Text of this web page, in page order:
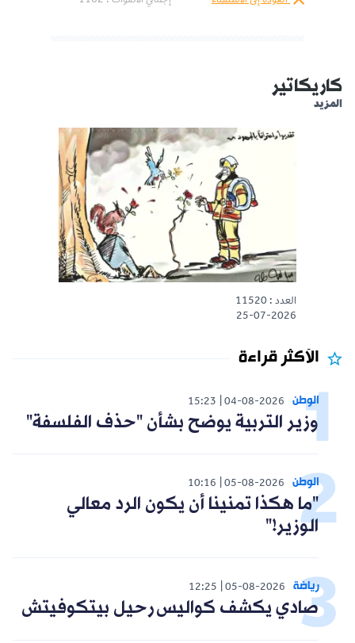
كاريكاتير
المزيد
العدد : 11520
25-07-2026
الأكثر قراءة
الوطن 04-08-2026
15:23
وزير التربية يوضح بشأن "حذف الفلسفة"
الوطن 05-08-2026
10:16
"ما هكذا تمنينا أن يكون الرد معالي
الوزير!"
رياضة 05-08-2026
12:25
صادي يكشف كواليس رحيل بيتكوفيتش